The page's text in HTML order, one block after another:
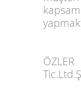
ÖZLER